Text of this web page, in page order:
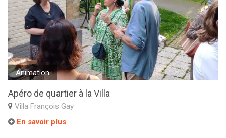
Animation
Apéro de quartier à la Villa
Villa François Gay
En savoir plus